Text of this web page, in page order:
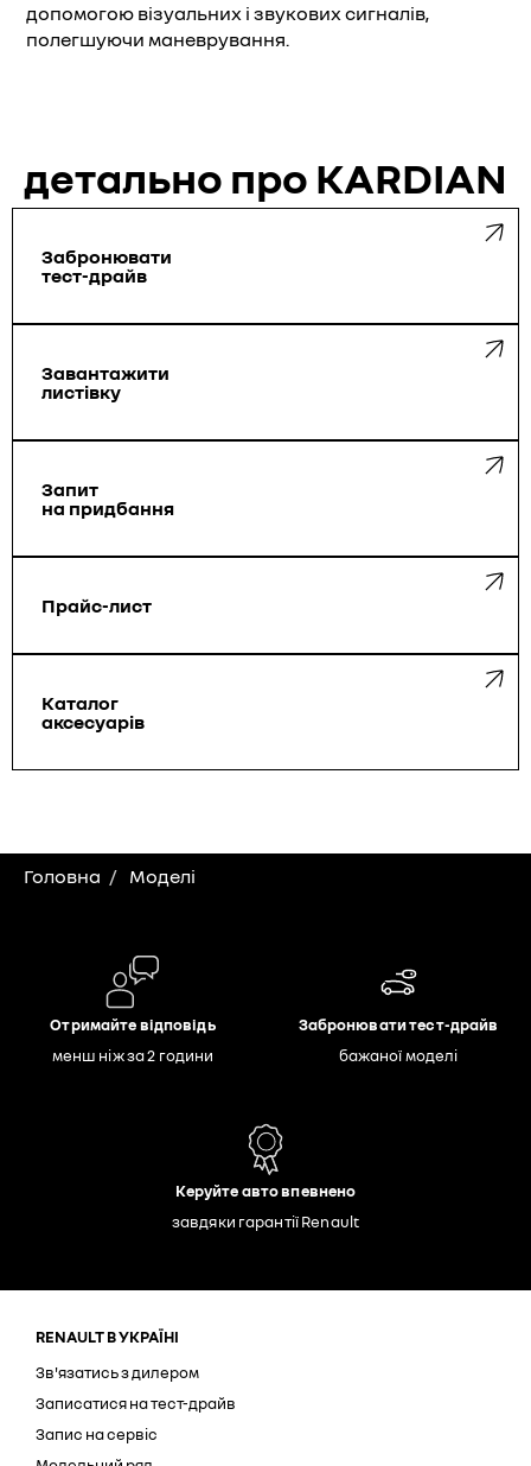
допомогою візуальних і звукових сигналів,
полегшуючи маневрування.
детально про KARDIAN
Забронювати
тест-драйв
Завантажити
листівку
Запит
на придбання
Прайс-лист
Каталог
аксесуарів
Головна Моделі
Отримайте відповідь
менш ніж за 2 години
Забронювати тест-драйв
бажаної моделі
Керуйте авто впевнено
завдяки гарантії Renault
RENAULT В УКРАЇНІ
Зв'язатись з дилером
Записатися на тест-драйв
Запис на сервіс